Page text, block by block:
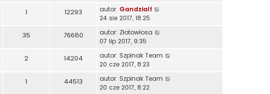
1 12293 autor: Gandzialf
24 sie 2017, 18:25
35 76680 autor: Złotowłosa
07 lip 2017, 9:35
2 14204 autor: Szpinak Team
20 cze 2017, 8:23
1 44513 autor: Szpinak Team
20 cze 2017, 8:22